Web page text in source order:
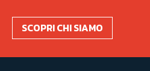
SCOPRI CHI SIAMO